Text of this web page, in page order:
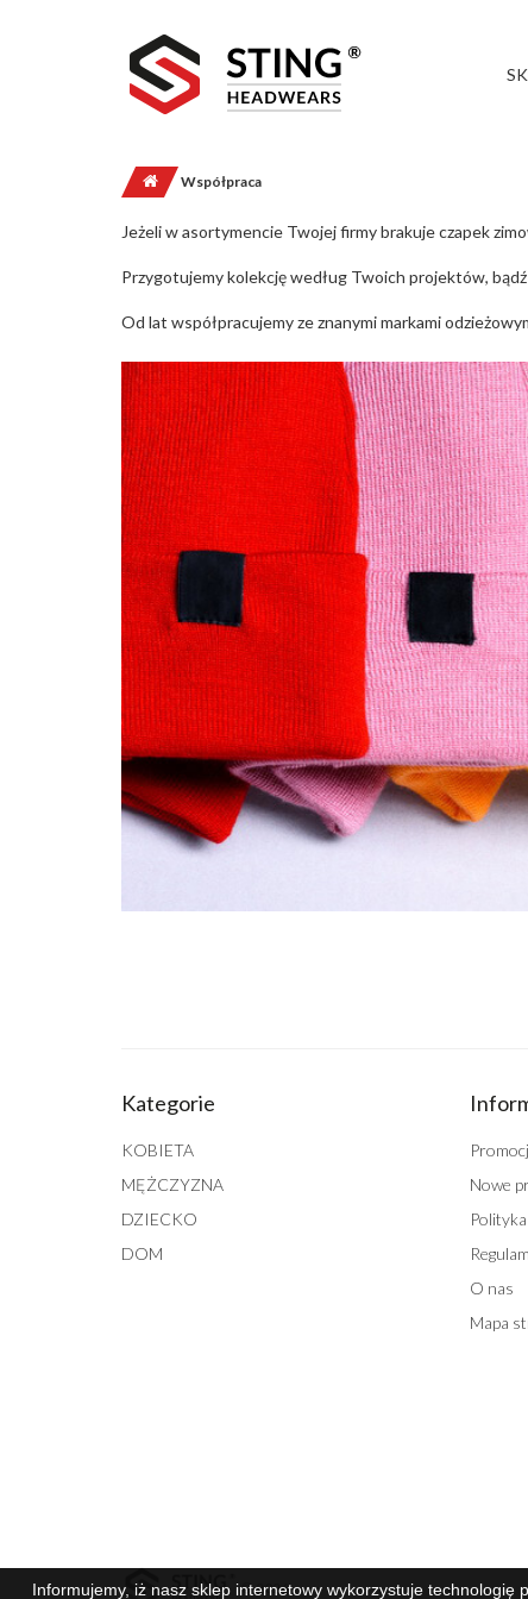
Współpraca
Jeżeli w asortymencie Twojej firmy brakuje czapek
Przygotujemy kolekcję według Twoich projektów,
Od lat współpracujemy ze znanymi markami
Kategorie
KOBIETA
MĘŻCZYZNA
DZIECKO
DOM
Nowe
O nas
Mapa
Informujemy, iż nasz sklep internetowy wykorzystuje
© 2026